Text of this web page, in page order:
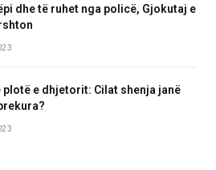
dhe të ruhet nga policë, Gjokutaj e
plotë e dhjetorit: Cilat shenja janë